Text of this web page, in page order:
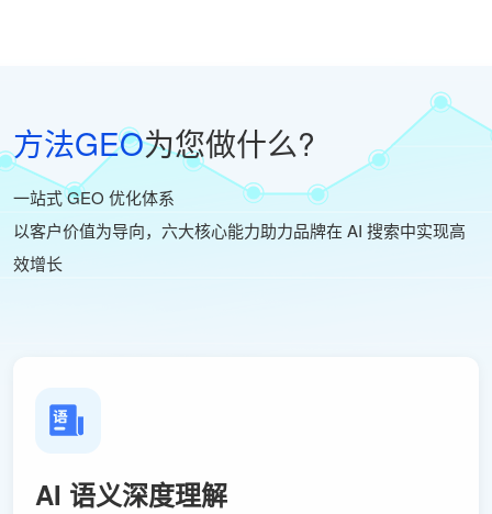
方法GEO为您做什么?
一站式 GEO 优化体系
以客户价值为导向，六大核心能力助力品牌在 AI 搜索中实现高
效增长
AI 语义深度理解